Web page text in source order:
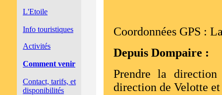
L'Etoile
Info touristiques
Activités
Comment venir
Contact, tarifs, et
disponibilités
Coordonnées GPS :
Depuis Dompaire :
Prendre la
direction de Velotte